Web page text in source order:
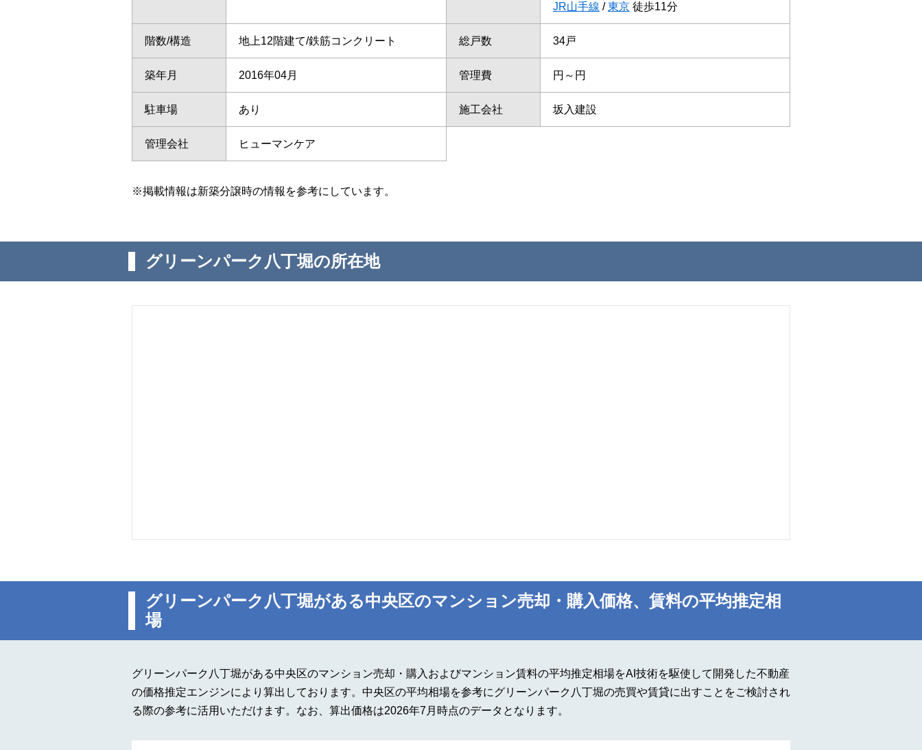
JR山手線 /東京 徒歩11分
階数/構造 地上12階建て/鉄筋コンクリート 総戸数 34戸
築年月 2016年04月 管理費 円～円
駐車場 あり 施工会社 坂入建設
管理会社 ヒューマンケア
※掲載情報は新築分譲時の情報を参考にしています。
グリーンパーク八丁堀の所在地
グリーンパーク八丁堀がある中央区のマンション売却・購入価格、賃料の平均推定相
場
グリーンパーク八丁堀がある中央区のマンション売却・購入およびマンション賃料の平均推定相場をAI技術を駆使して開発した不動産
の価格推定エンジンにより算出しております。中央区の平均相場を参考にグリーンパーク八丁堀の売買や賃貸に出すことをご検討され
る際の参考に活用いただけます。なお、算出価格は2026年7月時点のデータとなります。